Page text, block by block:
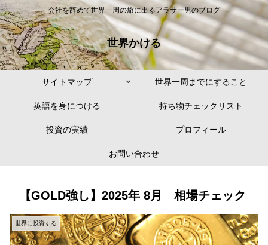
会社を辞めて世界一周の旅に出るアラサー男のブログ
世界かける
サイトマップ 世界一周までにすること
英語を身につける 持ち物チェックリスト
投資の実績 プロフィール
お問い合わせ
【GOLD強し】2025年 8月 相場チェック
世界に投資する